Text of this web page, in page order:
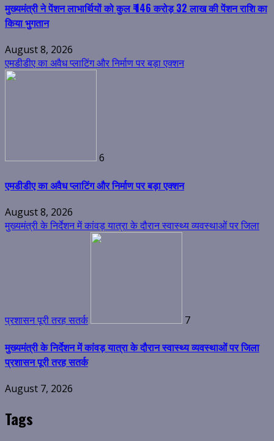
मुख्यमंत्री ने पेंशन लाभार्थियों को कुल ₹ 146 करोड़ 32 लाख की पेंशन राशि का
किया भुगतान
August 8, 2026
एमडीडीए का अवैध प्लाटिंग और निर्माण पर बड़ा एक्शन
6
एमडीडीए का अवैध प्लाटिंग और निर्माण पर बड़ा एक्शन
August 8, 2026
मुख्यमंत्री के निर्देशन में कांवड़ यात्रा के दौरान स्वास्थ्य व्यवस्थाओं पर जिला
प्रशासन पूरी तरह सतर्क 7
मुख्यमंत्री के निर्देशन में कांवड़ यात्रा के दौरान स्वास्थ्य व्यवस्थाओं पर जिला
प्रशासन पूरी तरह सतर्क
August 7, 2026
Tags